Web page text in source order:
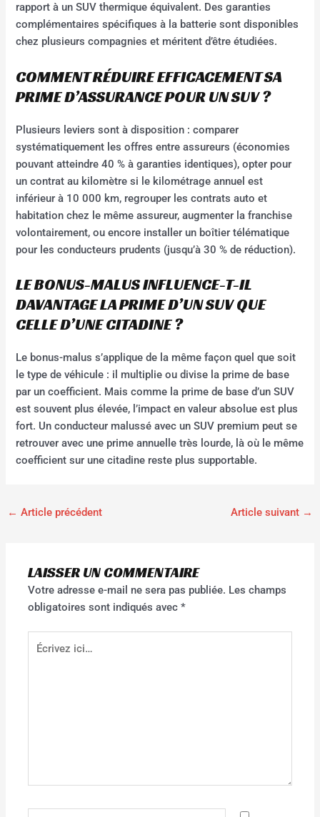
rapport à un SUV thermique équivalent. Des garanties
complémentaires spécifiques à la batterie sont disponibles
chez plusieurs compagnies et méritent d’être étudiées.
COMMENT RÉDUIRE EFFICACEMENT SA
PRIME D’ASSURANCE POUR UN SUV ?
Plusieurs leviers sont à disposition : comparer
systématiquement les offres entre assureurs (économies
pouvant atteindre 40 % à garanties identiques), opter pour
un contrat au kilomètre si le kilométrage annuel est
inférieur à 10 000 km, regrouper les contrats auto et
habitation chez le même assureur, augmenter la franchise
volontairement, ou encore installer un boîtier télématique
pour les conducteurs prudents (jusqu’à 30 % de réduction).
LE BONUS-MALUS INFLUENCE-T-IL
DAVANTAGE LA PRIME D’UN SUV QUE
CELLE D’UNE CITADINE ?
Le bonus-malus s’applique de la même façon quel que soit
le type de véhicule : il multiplie ou divise la prime de base
par un coefficient. Mais comme la prime de base d’un SUV
est souvent plus élevée, l’impact en valeur absolue est plus
fort. Un conducteur malussé avec un SUV premium peut se
retrouver avec une prime annuelle très lourde, là où le même
coefficient sur une citadine reste plus supportable.
← Article précédent Article suivant →
LAISSER UN COMMENTAIRE
Votre adresse e-mail ne sera pas publiée. Les champs
obligatoires sont indiqués avec*
Écrivez
ici…